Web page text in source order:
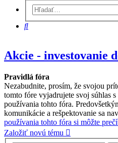
Hľadať
Akcie - investovanie
Pravidlá fóra
Nezabudnite, prosím, že svojou
tomto fóre vyjadrujete svoj súhlas
používania tohto fóra.
komunikácie a rešpektovanie sa
používania tohto fóra si môžte
Založiť novú tému